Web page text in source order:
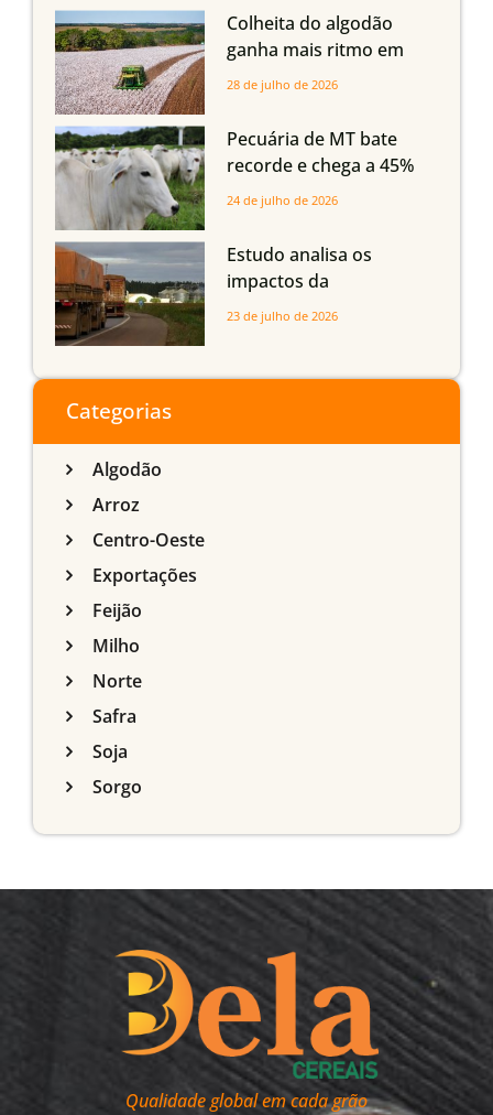
quedas em Tocantins,
Maranhão e Piauí
Colheita do algodão
ganha mais ritmo em
Mato Grosso, Mato
Maranhão
28 de julho de 2026
Pecuária de MT bate
recorde e chega a 45%
dos bovinos abatidos
24 de julho de 2026
Estudo analisa os
impactos da
infraestrutura logística
do Sul
23 de julho de 2026
Categorias
Algodão
Arroz
Centro-Oeste
Exportações
Feijão
Milho
Norte
Safra
Soja
Sorgo
Qualidade global em cada grão